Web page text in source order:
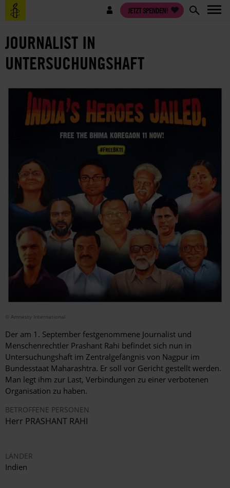
Direkt
zum
Benutzermenü JETZT SPENDEN!
JOURNALIST IN
UNTERSUCHUNGSHAFT
© Amnesty International
Der am 1. September festgenommene Journalist und
Menschenrechtler Prashant Rahi befindet sich nun in
Untersuchungshaft im Zentralgefängnis von Nagpur im
Bundesstaat Maharashtra. Er soll vor Gericht gestellt werden.
Man legt ihm zur Last, Verbindungen zu einer verbotenen
Organisation zu haben.
BETROFFENE PERSONEN
Herr PRASHANT RAHI
LÄNDER
Indien